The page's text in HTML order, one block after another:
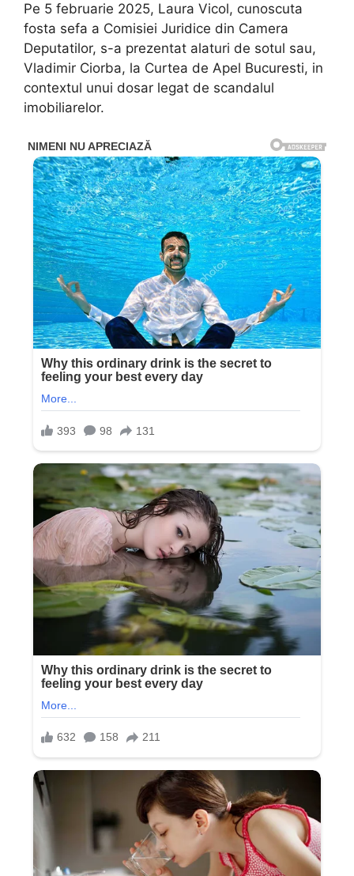
Pe 5 februarie 2025, Laura Vicol, cunoscuta
fosta sefa a Comisiei Juridice din Camera
Deputatilor, s-a prezentat alaturi de sotul sau,
Vladimir Ciorba, la Curtea de Apel Bucuresti, in
contextul unui dosar legat de scandalul
imobiliarelor.